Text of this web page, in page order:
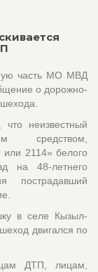
часть МО МВД
о дорожно-
что неизвестный
средством,
2114» белого
на 48-летнего
пострадавший
в селе Кызыл-
двигался по
ДТП, лицам,